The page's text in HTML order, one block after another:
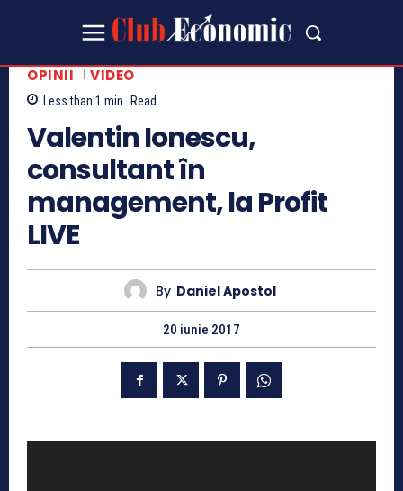
OPINII VIDEO
Less than 1 min. Read
Valentin Ionescu,
consultant în
management, la Profit
LIVE
By Daniel Apostol
20 iunie 2017